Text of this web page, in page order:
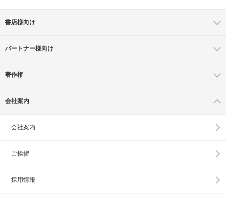
書店様向け
パートナー様向け
著作権
会社案内
会社案内
ご挨拶
採用情報